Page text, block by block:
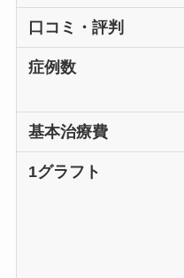
口コミ・評判
症例数
基本治療費
1グラフト